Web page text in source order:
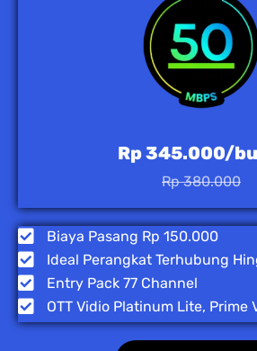
Rp 345.000/
Rp 380.000
Biaya Pasang Rp 150.000
Ideal Perangkat Terhubung
Entry Pack 77 Channel
OTT Vidio Platinum Lite, Prime